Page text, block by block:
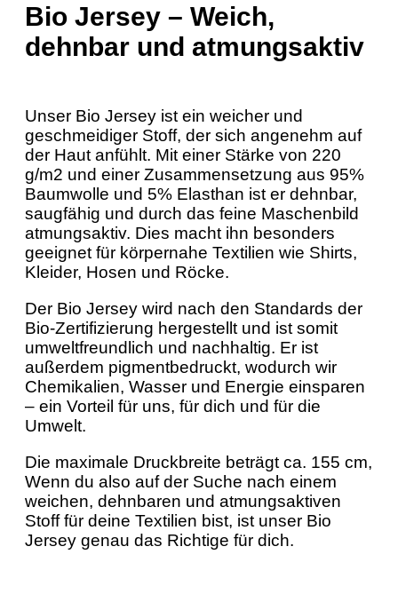
Bio Jersey – Weich,
dehnbar und atmungsaktiv
Unser Bio Jersey ist ein weicher und
geschmeidiger Stoff, der sich angenehm auf
der Haut anfühlt. Mit einer Stärke von 220
g/m2 und einer Zusammensetzung aus 95%
Baumwolle und 5% Elasthan ist er dehnbar,
saugfähig und durch das feine Maschenbild
atmungsaktiv. Dies macht ihn besonders
geeignet für körpernahe Textilien wie Shirts,
Kleider, Hosen und Röcke.
Der Bio Jersey wird nach den Standards der
Bio-Zertifizierung hergestellt und ist somit
umweltfreundlich und nachhaltig. Er ist
außerdem pigmentbedruckt, wodurch wir
Chemikalien, Wasser und Energie einsparen
– ein Vorteil für uns, für dich und für die
Umwelt.
Die maximale Druckbreite beträgt ca. 155 cm,
Wenn du also auf der Suche nach einem
weichen, dehnbaren und atmungsaktiven
Stoff für deine Textilien bist, ist unser Bio
Jersey genau das Richtige für dich.